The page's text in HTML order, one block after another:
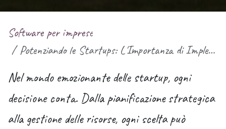
Software per imprese
Potenziando le Startups: L'Importanza di Implementare Odoo fin dall'Inizio
Nel mondo emozionante delle startup, ogni
decisione conta. Dalla pianificazione strategica
alla gestione delle risorse, ogni scelta può